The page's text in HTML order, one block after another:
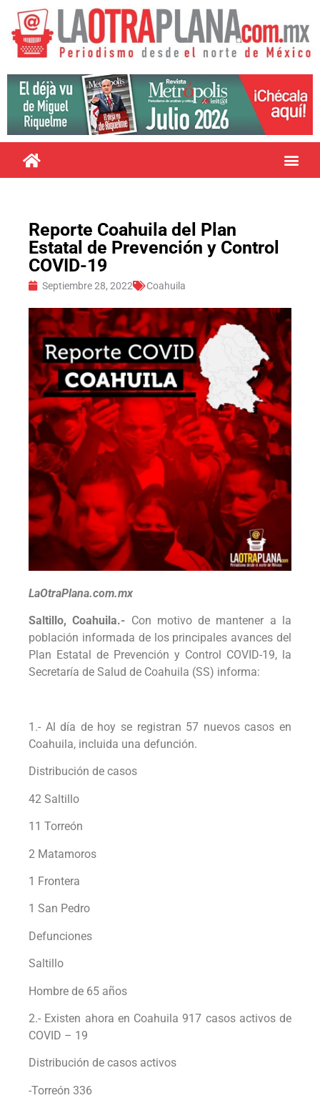
Reporte Coahuila del Plan
Estatal de Prevención y Control
COVID-19
Septiembre 28, 2022 Coahuila
LaOtraPlana.com.mx
Saltillo, Coahuila.- Con motivo de mantener a la
población informada de los principales avances del
Plan Estatal de Prevención y Control COVID-19, la
Secretaría de Salud de Coahuila (SS) informa:
1.- Al día de hoy se registran 57 nuevos casos en
Coahuila, incluida una defunción.
Distribución de casos
42 Saltillo
11 Torreón
2 Matamoros
1 Frontera
1 San Pedro
Defunciones
Saltillo
Hombre de 65 años
2.- Existen ahora en Coahuila 917 casos activos de
COVID – 19
Distribución de casos activos
-Torreón 336